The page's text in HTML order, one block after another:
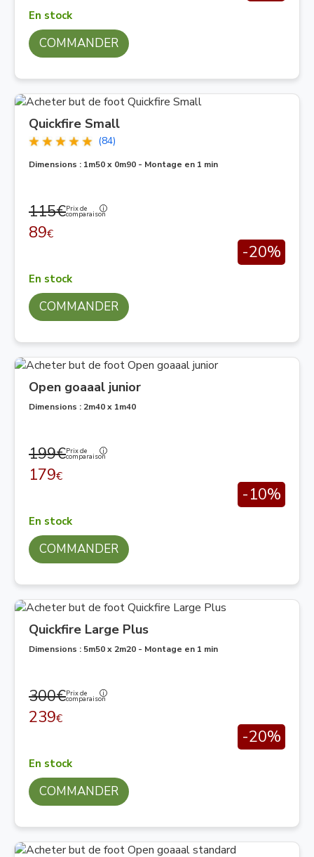
En stock
COMMANDER
Quickfire Small
(84)
Dimensions : 1m50 x 0m90 - Montage en 1 min
115€Prix de
comparaison
89€
-20%
En stock
COMMANDER
Open goaaal junior
Dimensions : 2m40 x 1m40
199€Prix de
comparaison
179€
-10%
En stock
COMMANDER
Quickfire Large Plus
Dimensions : 5m50 x 2m20 - Montage en 1 min
300€Prix de
comparaison
239€
-20%
En stock
COMMANDER